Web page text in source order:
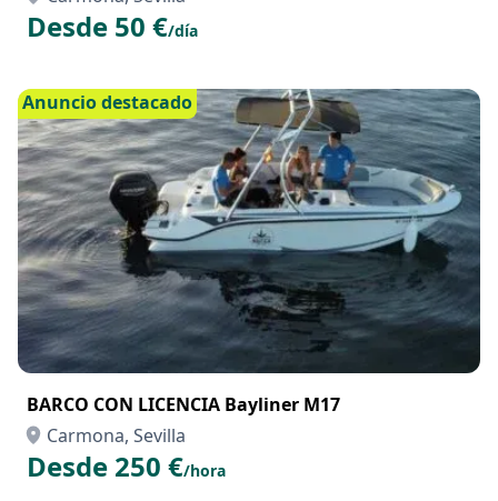
Desde 50 €/día
Anuncio destacado
BARCO CON LICENCIA Bayliner M17
Carmona, Sevilla
Desde 250 €/hora